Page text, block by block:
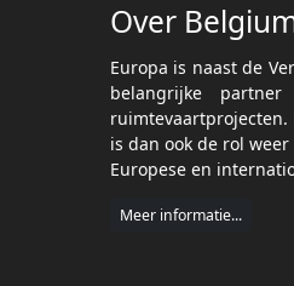
Over
Europa is naast de
belangrijke
ruimtevaartprojecten.
is dan ook de rol
Europese en
Meer informatie...